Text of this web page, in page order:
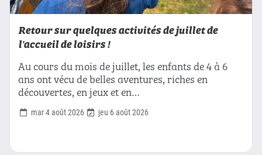
Retour sur quelques activités de juillet de
l'accueil de loisirs !
Au cours du mois de juillet, les enfants de 4 à 6
ans ont vécu de belles aventures, riches en
découvertes, en jeux et en…
mar 4 août 2026 jeu 6 août 2026